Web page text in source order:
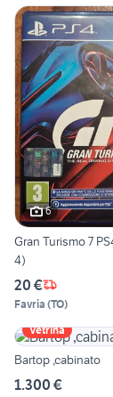
6
Gran Turismo 7
4)
20 €
Favria (TO)
Vetrina
Bartop ,cabinato
1.300 €